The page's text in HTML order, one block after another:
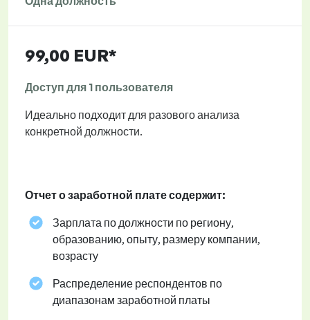
99,00 EUR*
Доступ для 1 пользователя
Идеально подходит для разового анализа
конкретной должности.
Отчет о заработной плате содержит:
Зарплата по должности по региону,
образованию, опыту, размеру компании,
возрасту
Распределение респондентов по
диапазонам заработной платы